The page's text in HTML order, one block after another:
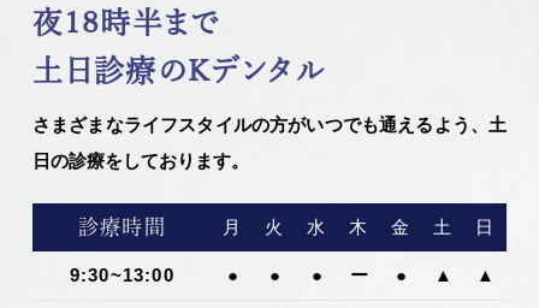
夜18時半まで
土日診療のKデンタル
さまざまなライフスタイルの方がいつでも通えるよう、土
日の診療をしております。
診療時間 月 火 水 木 金 土 日
9:30~13:00 ● ● ● ー ● ▲ ▲